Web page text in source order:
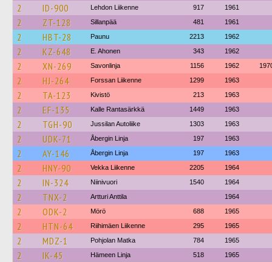
2 ID-900 Lehdon Liikenne 917 1961
2 ZT-128 Sillanpää 481 1961
2 HBT-28 Paunu 2213 1962
2 KZ-648 E. Ahonen 343 1962
2 XN-269 Savonlinja 1156 1962
2 HJ-264 Forssan Liikenne 1299 1963
2 TA-123 Kivistö 213 1963
2 EF-135 Kalle Rantasärkkä 1449 1963
2 TGH-90 Jussilan Autoliike 1303 1963
2 UDK-71 Åbergin Linja 197 1963
2 AY-146 Åbergin Linja 197 1963
2 HNY-90 Vekka Liikenne 2205 1964
2 IN-324 Niinivuori 1540 1964
2 TNX-2 Artturi Anttila 1964
2 ODK-2 Mörö 688 1965
2 HTN-64 Riihimäen Liikenne 295 1965
2 MDZ-1 Pohjolan Matka 784 1965
2 IK-45 Hämeen Linja 518 1965